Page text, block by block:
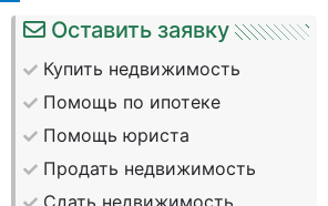
Оставить заявку
Купить недвижимость
Помощь по ипотеке
Помощь юриста
Продать недвижимость
Сдать недвижимость